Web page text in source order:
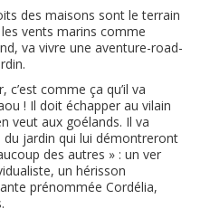
des maisons sont le terrain
vents marins comme
va vivre une aventure-road-
comme ça qu’il va
! Il doit échapper au vilain
veut aux goélands. Il va
jardin qui lui démontreront
des autres » : un ver
un hérisson
prénommée Cordélia,